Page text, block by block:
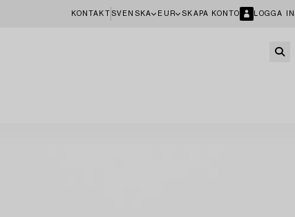
KONTAKT SVENSKA EUR SKAPA KONTO LOGGA IN